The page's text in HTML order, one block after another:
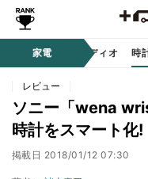
家電
サウンド / オーディオ 時
レビュー
ソニー「wena
時計をスマート化!
掲載日 2018/01/12 07:30